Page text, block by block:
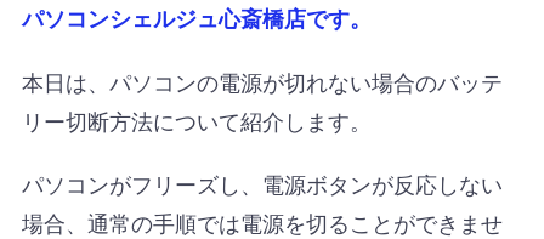
パソコンシェルジュ心斎橋店です。
本日は、パソコンの電源が切れない場合のバッテ
リー切断方法について紹介します。
パソコンがフリーズし、電源ボタンが反応しない
場合、通常の手順では電源を切ることができませ